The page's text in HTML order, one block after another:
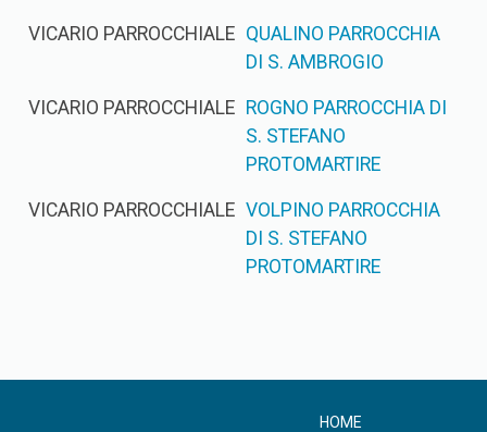
VICARIO PARROCCHIALE QUALINO PARROCCHIA
DI S. AMBROGIO
VICARIO PARROCCHIALE ROGNO PARROCCHIA DI
S. STEFANO
PROTOMARTIRE
VICARIO PARROCCHIALE VOLPINO PARROCCHIA
DI S. STEFANO
PROTOMARTIRE
HOME